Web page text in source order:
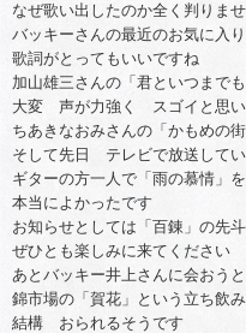
なぜ歌い出したのか全く判りま
バッキーさんの最近のお気に入
歌詞がとってもいいですね
加山雄三さんの「君といつまで
大変 声が力強く スゴイと思
ちあきなおみさんの「かもめの
そして先日 テレビで放送して
ギターの方一人で「雨の慕情」
本当によかったです
お知らせとしては「百錬」の先
ぜひとも楽しみに来てください
あとバッキー井上さんに会おう
錦市場の「賀花」という立ち飲
結構 おられるそうです